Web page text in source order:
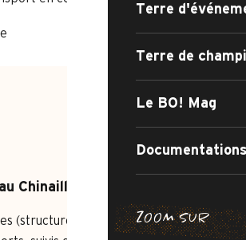
Terre
Terre de
Le BO! Mag
ZOOM SUR
SENTIER DE
CHEMIN
Chinaillon
(structures gonflables, jeux en bois